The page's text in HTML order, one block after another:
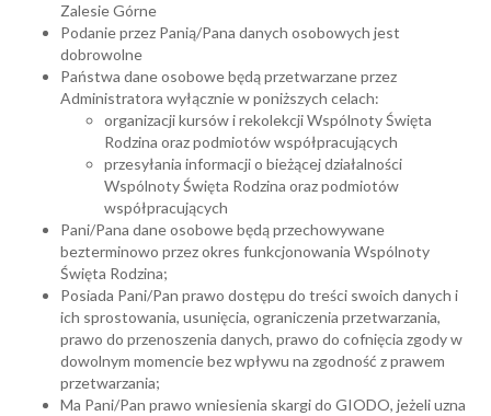
Zalesie Górne
Podanie przez Panią/Pana danych osobowych jest
dobrowolne
Państwa dane osobowe będą przetwarzane przez
Administratora wyłącznie w poniższych celach:
organizacji kursów i rekolekcji Wspólnoty Święta
Rodzina oraz podmiotów współpracujących
przesyłania informacji o bieżącej działalności
Wspólnoty Święta Rodzina oraz podmiotów
współpracujących
Pani/Pana dane osobowe będą przechowywane
bezterminowo przez okres funkcjonowania Wspólnoty
Święta Rodzina;
Posiada Pani/Pan prawo dostępu do treści swoich danych i
ich sprostowania, usunięcia, ograniczenia przetwarzania,
prawo do przenoszenia danych, prawo do cofnięcia zgody w
dowolnym momencie bez wpływu na zgodność z prawem
przetwarzania;
Ma Pani/Pan prawo wniesienia skargi do GIODO, jeżeli uzna